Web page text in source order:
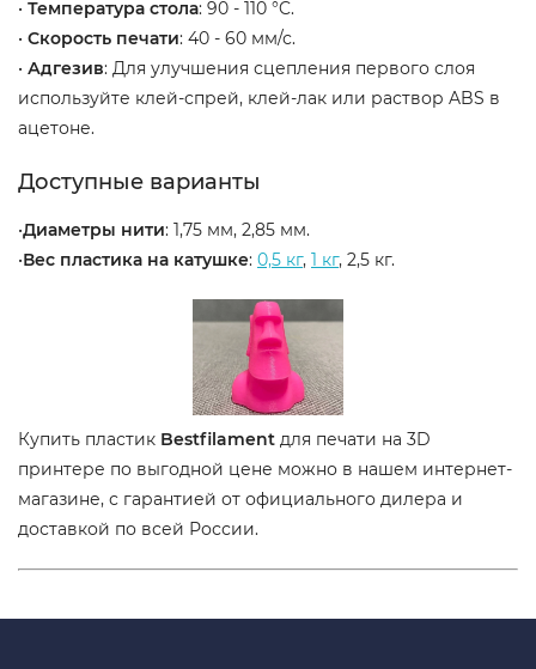
• Температура стола: 90 - 110 °C.
• Скорость печати: 40 - 60 мм/с.
• Адгезив: Для улучшения сцепления первого слоя
используйте клей-спрей, клей-лак или раствор ABS в
ацетоне.
Доступные варианты
•Диаметры нити: 1,75 мм, 2,85 мм.
•Вес пластика на катушке: 0,5 кг, 1 кг, 2,5 кг.
Купить пластик Bestfilament для печати на 3D
принтере по выгодной цене можно в нашем интернет-
магазине, с гарантией от официального дилера и
доставкой по всей России.